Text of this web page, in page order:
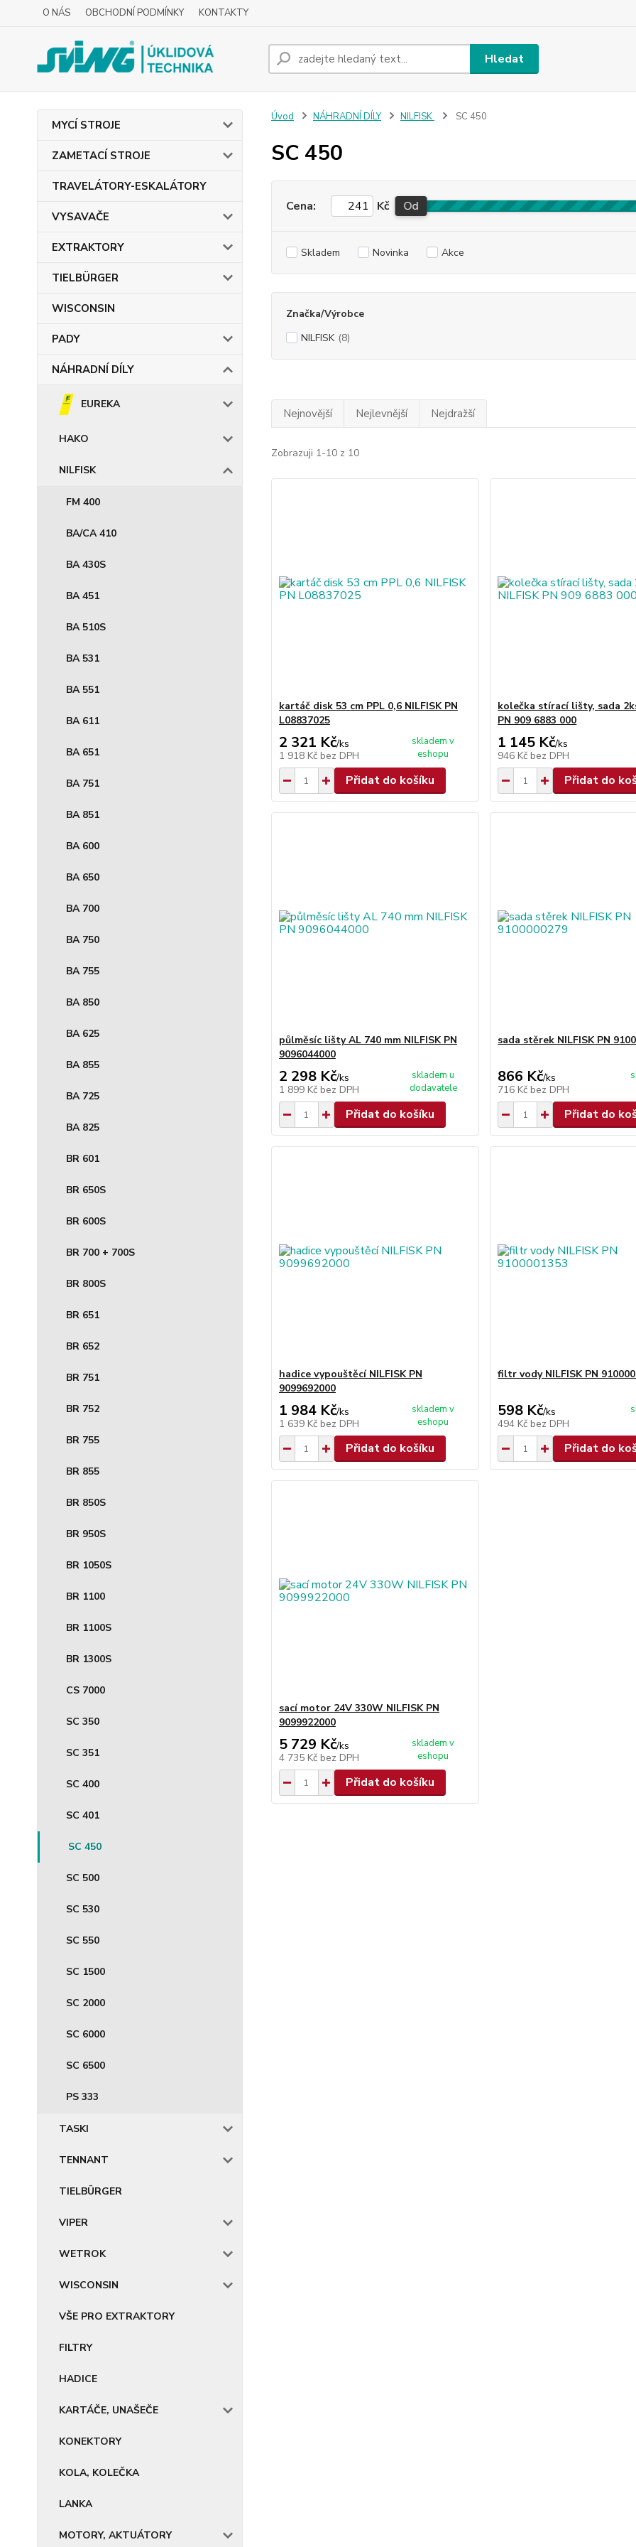
O NÁS OBCHODNÍ PODMÍNKY KONTAKTY
Hledat
MYCÍ STROJE
ZAMETACÍ STROJE
TRAVELÁTORY-ESKALÁTORY
VYSAVAČE
EXTRAKTORY
TIELBÜRGER
WISCONSIN
PADY
NÁHRADNÍ DÍLY
EUREKA
HAKO
NILFISK
FM 400
BA/CA 410
BA 430S
BA 451
BA 510S
BA 531
BA 551
BA 611
BA 651
BA 751
BA 851
BA 600
BA 650
BA 700
BA 750
BA 755
BA 850
BA 625
BA 855
BA 725
BA 825
BR 601
BR 650S
BR 600S
BR 700 + 700S
BR 800S
BR 651
BR 652
BR 751
BR 752
BR 755
BR 855
BR 850S
BR 950S
BR 1050S
BR 1100
BR 1100S
BR 1300S
CS 7000
SC 350
SC 351
SC 400
SC 401
SC 450
SC 500
SC 530
SC 550
SC 1500
SC 2000
SC 6000
SC 6500
PS 333
TASKI
TENNANT
TIELBÜRGER
VIPER
WETROK
WISCONSIN
VŠE PRO EXTRAKTORY
FILTRY
HADICE
KARTÁČE, UNAŠEČE
KONEKTORY
KOLA, KOLEČKA
LANKA
MOTORY, AKTUÁTORY
Úvod NÁHRADNÍ DÍLY NILFISK SC 450
SC 450
Cena: Kč Od
Skladem Novinka Akce
Značka/Výrobce
NILFISK (8)
Nejnovější Nejlevnější Nejdražší
Zobrazuji 1-10 z 10
kartáč disk 53 cm PPL 0,6 NILFISK PN
L08837025
2 321 Kč/ks
1 918 Kč bez DPH
skladem v
eshopu
Přidat do košíku
kolečka stírací lišty, sada
PN 909 6883 000
1 145 Kč/ks
946 Kč bez DPH
Přidat do
půlměsíc lišty AL 740 mm NILFISK PN
9096044000
2 298 Kč/ks
1 899 Kč bez DPH
skladem u
dodavatele
Přidat do košíku
sada stěrek NILFISK PN
866 Kč/ks
716 Kč bez DPH
Přidat do
hadice vypouštěcí NILFISK PN
9099692000
1 984 Kč/ks
1 639 Kč bez DPH
skladem v
eshopu
Přidat do košíku
filtr vody NILFISK PN
598 Kč/ks
494 Kč bez DPH
Přidat do
sací motor 24V 330W NILFISK PN
9099922000
5 729 Kč/ks
4 735 Kč bez DPH
skladem v
eshopu
Přidat do košíku